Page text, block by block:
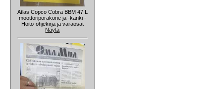
Atlas Copco Cobra BBM 47 L
moottoriporakone ja -kanki -
Hoito-ohjekirja ja varaosat
Näytä